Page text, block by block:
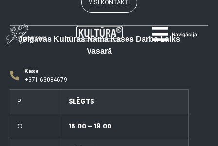
Navigācija
VISI KONTAKTI
Jelgavas Kultūras Nama Kases Darba Laiks
Vasarā
Kase
+371 63084679
P SLĒGTS
O 15.00 – 19.00